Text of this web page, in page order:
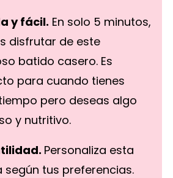
y fácil. En solo 5 minutos,
disfrutar de este
batido casero. Es
para cuando tienes
pero deseas algo
y nutritivo.
Personaliza esta
según tus preferencias.